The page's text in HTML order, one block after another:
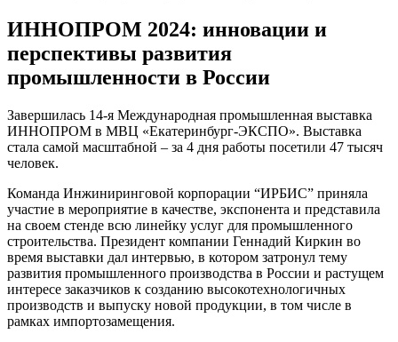
ИННОПРОМ 2024: инновации и
перспективы развития
промышленности в России
Завершилась 14-я Международная промышленная выставка
ИННОПРОМ в МВЦ «Екатеринбург-ЭКСПО». Выставка
стала самой масштабной – за 4 дня работы посетили 47 тысяч
человек.
Команда Инжиниринговой корпорации “ИРБИС” приняла
участие в мероприятие в качестве, экспонента и представила
на своем стенде всю линейку услуг для промышленного
строительства. Президент компании Геннадий Киркин во
время выставки дал интервью, в котором затронул тему
развития промышленного производства в России и растущем
интересе заказчиков к созданию высокотехнологичных
производств и выпуску новой продукции, в том числе в
рамках импортозамещения.